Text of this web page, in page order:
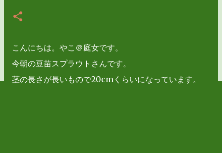
こんにちは。やこ＠庭女です。
今朝の豆苗スプラウトさんです。
茎の長さが長いもので20cmくらいになっています。